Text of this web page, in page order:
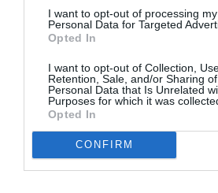
I want to opt-out of processing my
Personal Data for Targeted
Opted In
I want to opt-out of Collection,
Retention, Sale, and/or Sharing
Personal Data that Is Unrelated
Purposes for which it was
Opted In
CONFIRM
Georges Mandjeck (Kayseri
Franck Kom (Etoile du Sahel,
Eric-Maxim Choupo Moting
Benjamin Moukandjo